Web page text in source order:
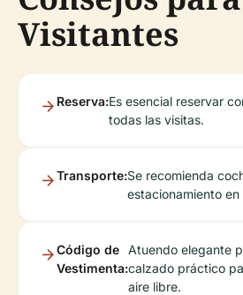
Visitantes
Reserva:Es esencial reservar
todas las visitas.
Transporte:Se recomienda
estacionamiento en
Código de
Vestimenta:
Atuendo elegante
calzado práctico
aire libre.